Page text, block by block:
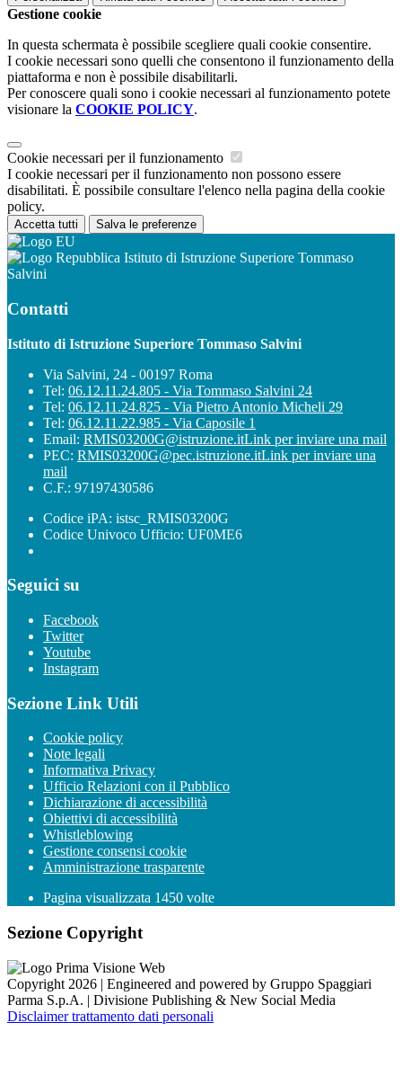
Gestione cookie
In questa schermata è possibile scegliere quali cookie consentire.
I cookie necessari sono quelli che consentono il funzionamento della
piattaforma e non è possibile disabilitarli.
Per conoscere quali sono i cookie necessari al funzionamento potete
visionare la COOKIE POLICY.
Cookie necessari per il funzionamento
I cookie necessari per il funzionamento non possono essere
disabilitati. È possibile consultare l'elenco nella pagina della cookie
policy.
Accetta tutti Salva le preferenze
Istituto di Istruzione Superiore Tommaso
Salvini
Contatti
Istituto di Istruzione Superiore Tommaso Salvini
Via Salvini, 24 - 00197 Roma
Tel: 06.12.11.24.805 - Via Tommaso Salvini 24
Tel: 06.12.11.24.825 - Via Pietro Antonio Micheli 29
Tel: 06.12.11.22.985 - Via Caposile 1
Email: RMIS03200G@istruzione.itLink per inviare una mail
PEC: RMIS03200G@pec.istruzione.itLink per inviare una
mail
C.F.: 97197430586
Codice iPA: istsc_RMIS03200G
Codice Univoco Ufficio: UF0ME6
Seguici su
Facebook
Twitter
Youtube
Instagram
Sezione Link Utili
Cookie policy
Note legali
Informativa Privacy
Ufficio Relazioni con il Pubblico
Dichiarazione di accessibilità
Obiettivi di accessibilità
Whistleblowing
Gestione consensi cookie
Amministrazione trasparente
Pagina visualizzata 1450 volte
Sezione Copyright
Copyright 2026 | Engineered and powered by Gruppo Spaggiari
Parma S.p.A. | Divisione Publishing & New Social Media
Disclaimer trattamento dati personali